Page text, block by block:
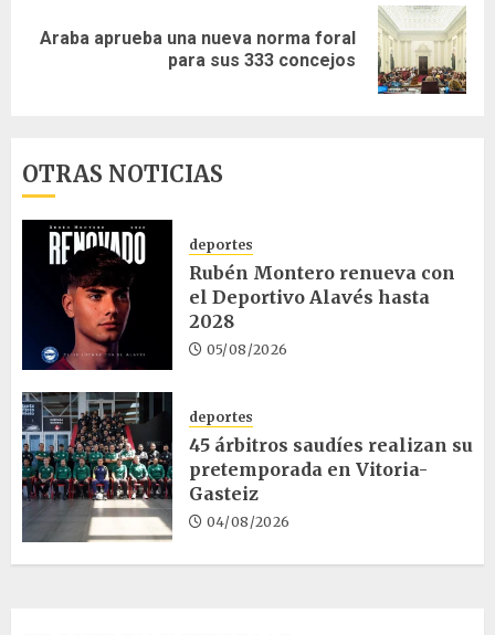
Siguiente
Araba aprueba una nueva norma foral
para sus 333 concejos
OTRAS NOTICIAS
deportes
Rubén Montero renueva con
el Deportivo Alavés hasta
2028
05/08/2026
deportes
45 árbitros saudíes realizan su
pretemporada en Vitoria-
Gasteiz
04/08/2026